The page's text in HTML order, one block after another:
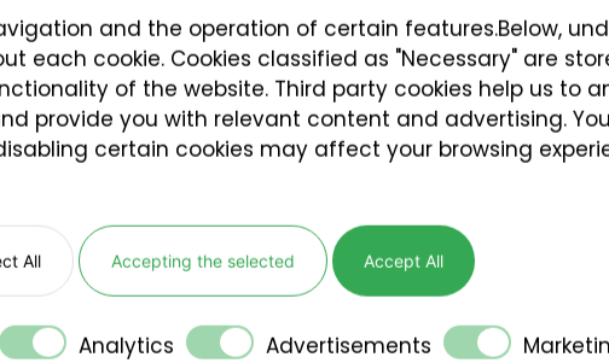
and the operation of certain features.Below,
each cookie. Cookies classified as "Necessary" are
of the website. Third party cookies help us to
provide you with relevant content and advertising.
certain cookies may affect your browsing
All Accepting the selected Accept All
Analytics Advertisements
Koktélpartik
menüvel